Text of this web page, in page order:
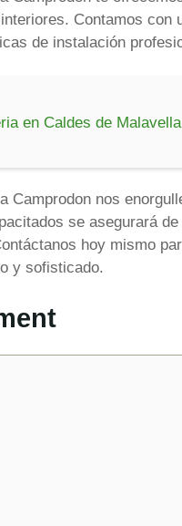
Contamos con
de instalación
en Caldes de Malavella
Camprodon nos
se asegurará
hoy mismo
y sofisticado.